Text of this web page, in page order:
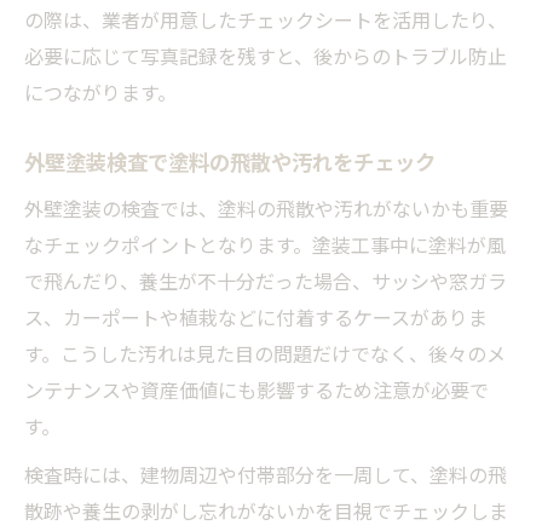
の際は、業者が用意したチェックシートを活用したり、
必要に応じて写真記録を残すと、後からのトラブル防止
につながります。
外壁塗装検査で塗料の飛散や汚れをチェック
外壁塗装の検査では、塗料の飛散や汚れがないかも重要
なチェックポイントとなります。塗装工事中に塗料が風
で飛んだり、養生が不十分だった場合、サッシや窓ガラ
ス、カーポートや植栽などに付着するケースがありま
す。こうした汚れは見た目の問題だけでなく、後々のメ
ンテナンスや資産価値にも影響するため注意が必要で
す。
検査時には、建物周辺や付帯部分を一周して、塗料の飛
散跡や養生の剥がし忘れがないかを目視でチェックしま